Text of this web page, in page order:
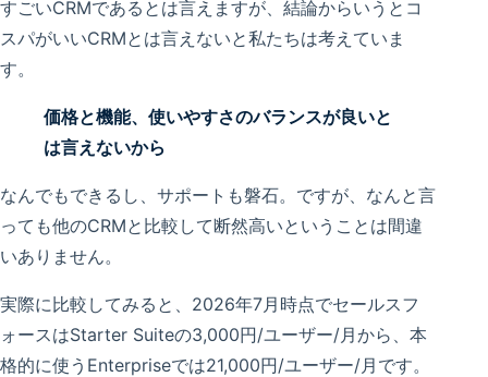
すごいCRMであるとは言えますが、結論からいうとコ
スパがいいCRMとは言えないと私たちは考えていま
す。
価格と機能、使いやすさのバランスが良いと
は言えないから
なんでもできるし、サポートも磐石。ですが、なんと言
っても他のCRMと比較して断然高いということは間違
いありません。
実際に比較してみると、2026年7月時点でセールスフ
ォースはStarter Suiteの3,000円/ユーザー/月から、本
格的に使うEnterpriseでは21,000円/ユーザー/月です。